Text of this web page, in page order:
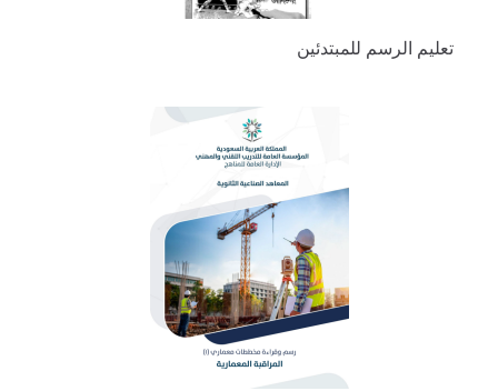
تعليم الرسم للمبتدئين